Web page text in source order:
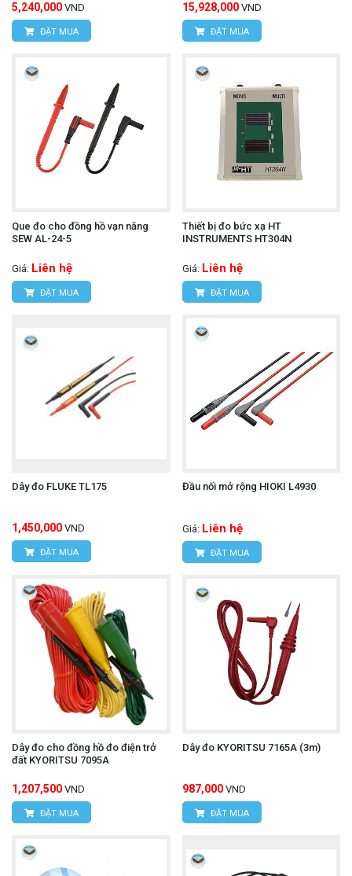
5,240,000 VND
ĐẶT MUA
15,928,000 VND
ĐẶT MUA
Que đo cho đồng hồ vạn năng
SEW AL-24-5
Giá: Liên hệ
ĐẶT MUA
Thiết bị đo bức xạ HT
INSTRUMENTS HT304N
Giá: Liên hệ
ĐẶT MUA
Dây đo FLUKE TL175
1,450,000 VND
ĐẶT MUA
Đầu nối mở rộng HIOKI L4930
Giá: Liên hệ
ĐẶT MUA
Dây đo cho đồng hồ đo điện trở
đất KYORITSU 7095A
1,207,500 VND
ĐẶT MUA
Dây đo KYORITSU 7165A (3m)
987,000 VND
ĐẶT MUA